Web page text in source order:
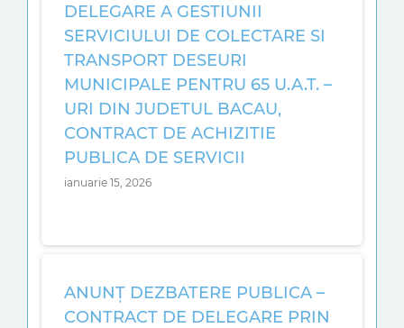
DELEGARE A GESTIUNII
SERVICIULUI DE COLECTARE SI
TRANSPORT DESEURI
MUNICIPALE PENTRU 65 U.A.T. –
URI DIN JUDETUL BACAU,
CONTRACT DE ACHIZITIE
PUBLICA DE SERVICII
ianuarie 15, 2026
ANUNŢ DEZBATERE PUBLICA –
CONTRACT DE DELEGARE PRIN